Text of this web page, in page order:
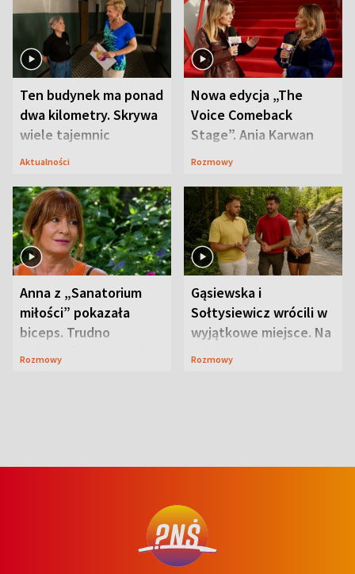
Ten budynek ma ponad
dwa kilometry. Skrywa
wiele tajemnic
Aktualności
Nowa edycja „The
Voice Comeback
Stage”. Ania Karwan
zapowiada
Rozmowy
Anna z „Sanatorium
miłości” pokazała
biceps. Trudno
uwierzyć, co przeszła
Rozmowy
Gąsiewska i
Sołtysiewicz wrócili w
wyjątkowe miejsce. Na
szlaku czekał
Rozmowy